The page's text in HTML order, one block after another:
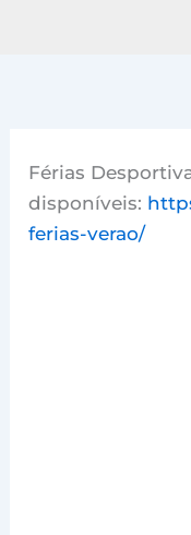
Férias
disponíveis:
ferias-verao/